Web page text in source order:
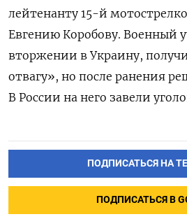
лейтенанту 15-й
Евгению Коробову. Военный
вторжении в Украину,
отвагу», но после ранения
В России на него завели
ПОДПИСАТЬСЯ НА
ПОДПИСАТЬСЯ В